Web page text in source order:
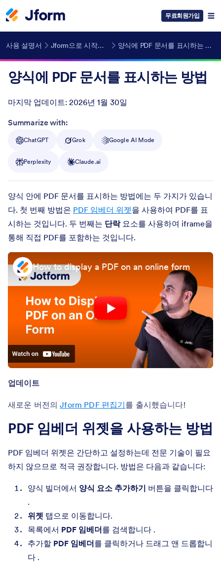
무료회원가입
사용 설명서 Jform으로 시작하기 양식에 PDF 문서를 표시하는 방법
양식에 PDF 문서를 표시하는 방법
마지막 업데이트: 2026년 1월 30일
Post ID
Summarize with:
ChatGPT Grok Google AI Mode
Perplexity Claude.ai
양식 안에 PDF 문서를 표시하는 방법에는 두 가지가 있습니
다. 첫 번째 방법은 PDF 임베더 위젯을 사용하여 PDF를 표
시하는 것입니다. 두 번째는 단락요소를 사용하여 iframe을
통해 직접 PDF를 포함하는 것입니다.
How to display a PDF on an online form
업데이트
새로운 버전의Jform PDF 편집기를 출시했습니다!
PDF 임베더 위젯을 사용하는 방법
PDF 임베더 위젯은 간단하고 설정하는데 전문 기술이 필요
하지 않으므로 적극 권장합니다. 방법은 다음과 같습니다:
양식 빌더에서 양식 요소 추가하기 버튼을 클릭합니다
.
위젯 탭으로 이동합니다.
목록에서 PDF 임베더를 검색합니다 .
추가할 PDF 임베더를 클릭하거나 드래그 앤 드롭합니
다 .